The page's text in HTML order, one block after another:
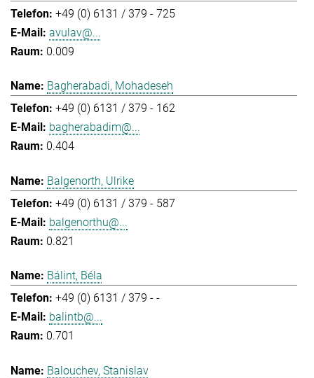
+49 (0) 6131 / 379 - 725
avulav@...
0.009
Bagherabadi, Mohadeseh
+49 (0) 6131 / 379 - 162
bagherabadim@...
0.404
Balgenorth, Ulrike
+49 (0) 6131 / 379 - 587
balgenorthu@...
0.821
Bálint, Béla
+49 (0) 6131 / 379 - -
balintb@...
0.701
Balouchev, Stanislav